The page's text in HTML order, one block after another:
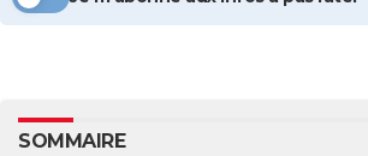
SOMMAIRE